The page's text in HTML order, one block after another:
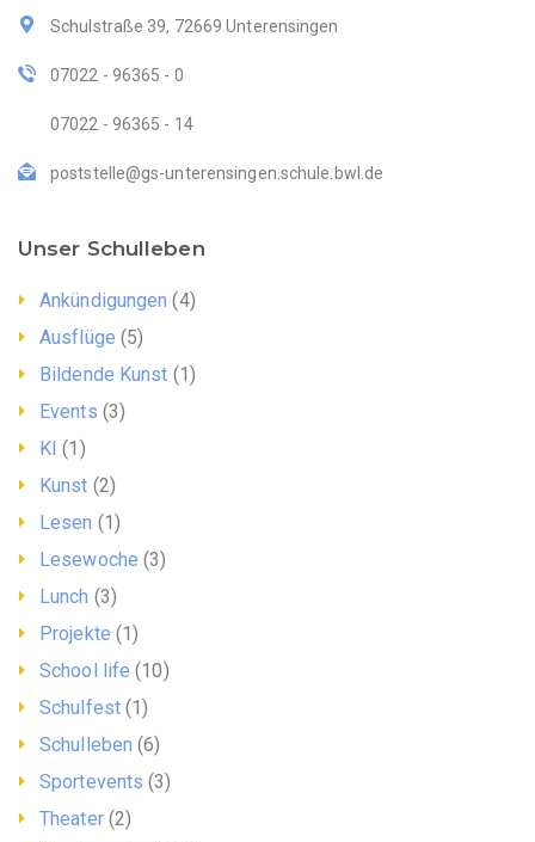
Schulstraße 39, 72669 Unterensingen
07022 - 96365 - 0
07022 - 96365 - 14
poststelle@gs-unterensingen.schule.bwl.de
Unser Schulleben
Ankündigungen (4)
Ausflüge (5)
Bildende Kunst (1)
Events (3)
KI (1)
Kunst (2)
Lesen (1)
Lesewoche (3)
Lunch (3)
Projekte (1)
School life (10)
Schulfest(1)
Schulleben (6)
Sportevents (3)
Theater(2)